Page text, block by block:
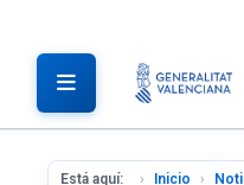
Está aquí: Inicio